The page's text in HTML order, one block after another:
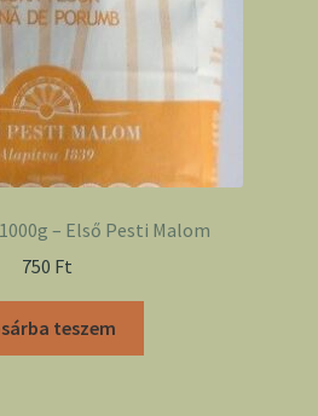
– Első Pesti Malom
750 Ft
teszem